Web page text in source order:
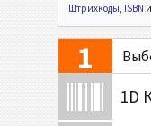
Штрихкоды, ISBN
1
1D